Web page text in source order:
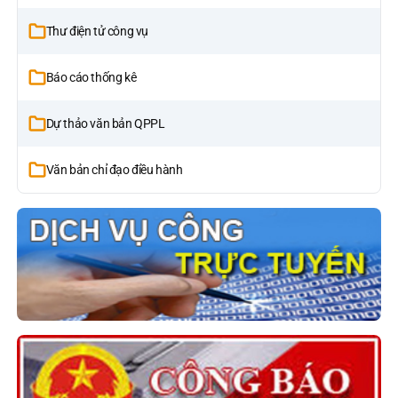
Thư điện tử công vụ
Báo cáo thống kê
Dự thảo văn bản QPPL
Văn bản chỉ đạo điều hành